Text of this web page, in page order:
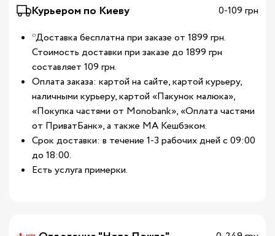
Курьером по Киеву
0-109 грн
*Доставка бесплатна при заказе от 1899 грн.
Стоимость доставки при заказе до 1899 грн
составляет 109 грн.
Оплата заказа: картой на сайте, картой курьеру,
наличными курьеру, картой «Пакунок малюка»,
«Покупка частями от Monobank», «Оплата частями
от ПриватБанк», а также МА Кешбэком.
Срок доставки: в течение 1-3 рабочих дней с 09:00
до 18:00.
Есть услуга примерки.